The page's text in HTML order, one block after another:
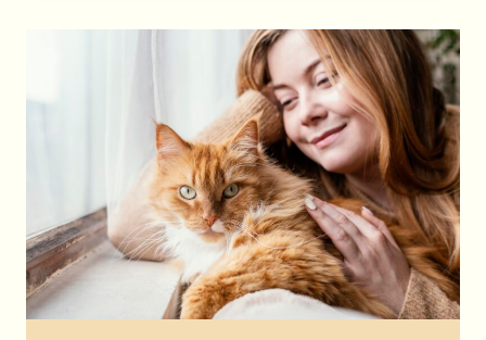
DIVERSÃO
APOSENTADORIA
ANTECIPADA?!